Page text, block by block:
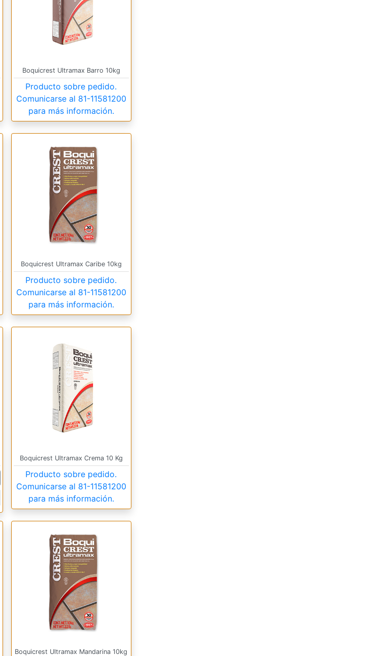
Boquicrest Ultramax Barro 10kg
Producto sobre pedido.
Comunicarse al 81-11581200
para más información.
Boquicrest Ultramax Caribe 10kg
Producto sobre pedido.
Comunicarse al 81-11581200
para más información.
Boquicrest Ultramax Crema 10 Kg
Producto sobre pedido.
Comunicarse al 81-11581200
para más información.
Boquicrest Ultramax Mandarina 10kg